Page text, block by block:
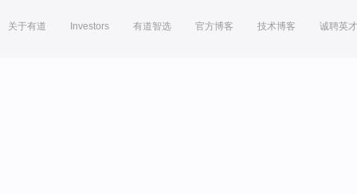
关于有道 Investors 有道智选 官方博客 技术博客 诚聘英才